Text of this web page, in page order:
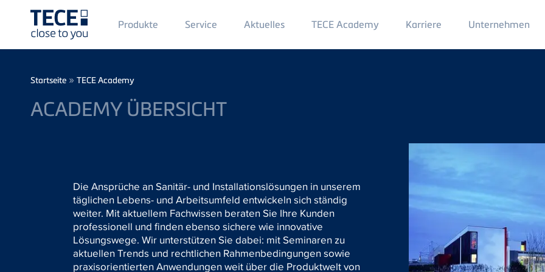
Main
Menü
1
Produkte Service Aktuelles TECE Academy Main
Menu
2
Karriere Unternehmen
Breadcrumb
Startseite » TECE Academy
ACADEMY ÜBERSICHT
Die Ansprüche an Sanitär- und Installationslösungen in unserem
täglichen Lebens- und Arbeitsumfeld entwickeln sich ständig
weiter. Mit aktuellem Fachwissen beraten Sie Ihre Kunden
professionell und finden ebenso sichere wie innovative
Lösungswege. Wir unterstützen Sie dabei: mit Seminaren zu
aktuellen Trends und rechtlichen Rahmenbedingungen sowie
praxisorientierten Anwendungen weit über die Produktwelt von